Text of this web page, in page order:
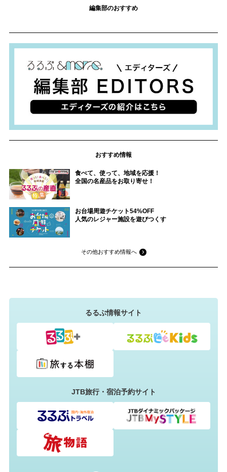
編集部のおすすめ
おすすめ情報
食べて、使って、地域を応援！
全国の名産品をお取り寄せ！
お台場周遊チケット54%OFF
人気のレジャー施設を遊びつくす
その他おすすめ情報へ
るるぶ情報サイト
JTB旅行・宿泊予約サイト